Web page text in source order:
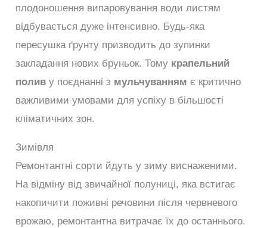
плодоношення випаровування води листям
відбувається дуже інтенсивно. Будь-яка
пересушка ґрунту призводить до зупинки
закладання нових бруньок. Тому крапельний
полив у поєднанні з мульчуванням є критично
важливими умовами для успіху в більшості
кліматичних зон.
Зимівля
Ремонтантні сорти йдуть у зиму виснаженими.
На відміну від звичайної полуниці, яка встигає
накопичити поживні речовини після червневого
врожаю, ремонтантна витрачає їх до останнього.